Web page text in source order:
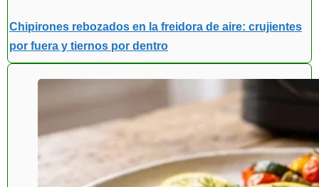
Chipirones rebozados en la freidora de aire: crujientes
por fuera y tiernos por dentro